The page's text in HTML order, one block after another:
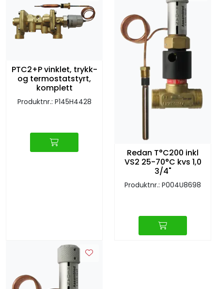
PTC2+P vinklet, trykk-
og termostatstyrt,
komplett
Produktnr.: P145H4428
Redan T°C200 inkl
VS2 25-70°C kvs 1,0
3/4"
Produktnr.: P004U8698